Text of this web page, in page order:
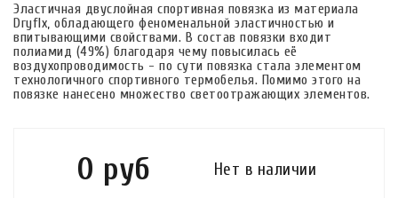
Эластичная двуслойная спортивная повязка из материала
Dryflx, обладающего феноменальной эластичностью и
впитывающими свойствами. В состав повязки входит
полиамид (49%) благодаря чему повысилась её
воздухопроводимость - по сути повязка стала элементом
технологичного спортивного термобелья. Помимо этого на
повязке нанесено множество светоотражающих элементов.
0 руб Нет в наличии